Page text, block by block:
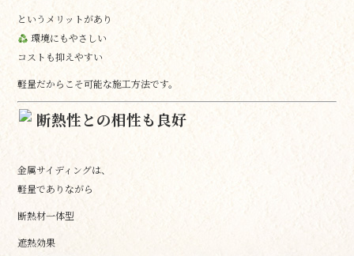
というメリットがあり
環境にもやさしい
コストも抑えやすい
軽量だからこそ可能な施工方法です。
断熱性との相性も良好
金属サイディングは、
軽量でありながら
断熱材一体型
遮熱効果